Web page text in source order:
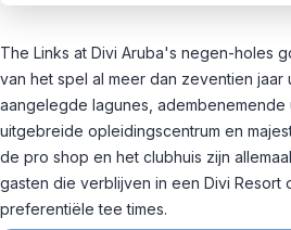
The Links at Divi Aruba's negen-holes
van het spel al meer dan zeventien jaar
aangelegde lagunes, adembenemende
uitgebreide opleidingscentrum en
de pro shop en het clubhuis zijn
gasten die verblijven in een Divi Resort
preferentiële tee times.